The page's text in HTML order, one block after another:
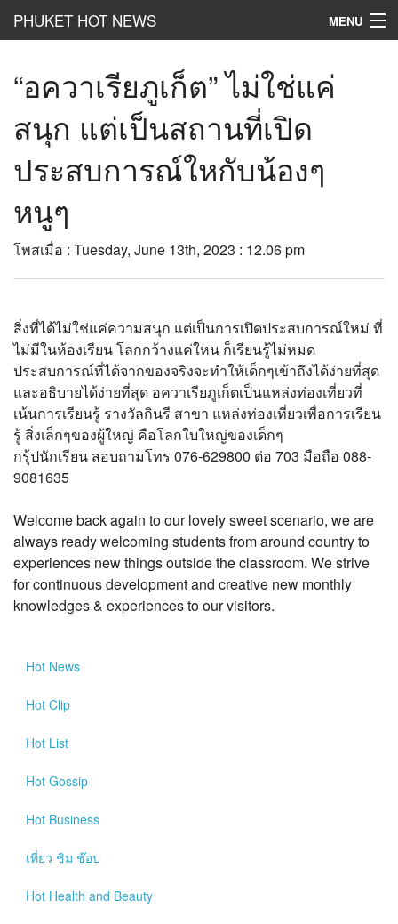
PHUKET HOT NEWS MENU
HotClip
Hot List
Hot Gossip
HotBusiness
เที่ยว ชิม ช๊อป
PR News
อยากบอกอยากเล่า
?>
“อควาเรียภูเก็ต” ไม่ใช่แค่
สนุก แต่เป็นสถานที่เปิด
ประสบการณ์ใหกับน้องๆ
หนูๆ
โพสเมื่อ : Tuesday, June 13th, 2023 : 12.06 pm
สิ่งที่ได้ไม่ใช่แค่ความสนุก แต่เป็นการเปิดประสบการณ์ใหม่ ที่
ไม่มีในห้องเรียน โลกกว้างแค่ใหน ก็เรียนรู้ไม่หมด
ประสบการณ์ที่ได้จากของจริงจะทำให้เด็กๆเข้าถึงได้ง่ายที่สุด
และอธิบายได้ง่ายที่สุด อควาเรียภูเก็ตเป็นแหล่งท่องเที่ยวที่
เน้นการเรียนรู้ รางวัลกินรี สาขา แหล่งท่องเที่ยวเพื่อการเรียน
รู้ สิ่งเล็กๆของผู้ใหญ่ คือโลกใบใหญ่ของเด็กๆ
กรุ้ปนักเรียน สอบถามโทร 076-629800 ต่อ 703 มือถือ 088-
9081635
Welcome back again to our lovely sweet scenario, we are
always ready welcoming students from around country to
experiences new things outside the classroom. We strive
for continuous development and creative new monthly
knowledges & experiences to our visitors.
Hot News
Hot Clip
Hot List
Hot Gossip
Hot Business
เที่ยว ชิม ช๊อป
Hot Health and Beauty